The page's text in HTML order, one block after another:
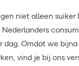
niet alleen suiker
dag. Omdat we
vind je bij ons